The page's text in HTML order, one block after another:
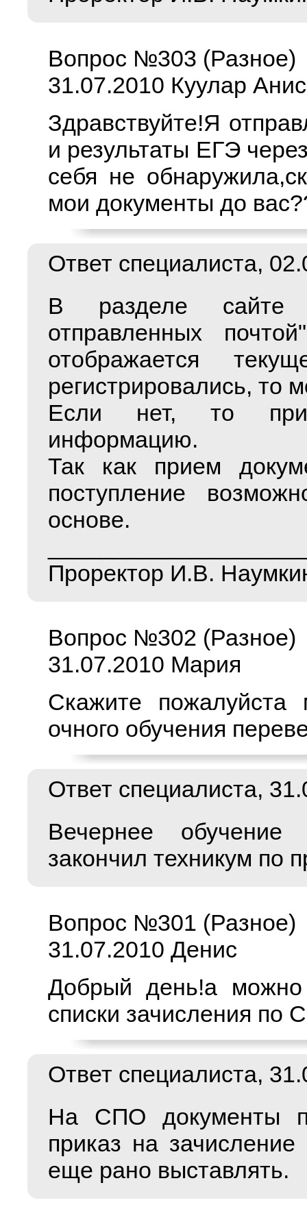
Вопрос №303 (Разное)
31.07.2010 Куулар
Здравствуйте!Я
и результаты ЕГЭ
себя не
мои документы до
Ответ специалиста,
В разделе сайте
отправленных
отображается
регистрировались, то
Если нет, то
информацию.
Так как прием
поступление
основе.
Проректор И.В.
Вопрос №302 (Разное)
31.07.2010 Мария
Скажите
очного обучения
Ответ специалиста,
Вечернее
закончил техникум по
Вопрос №301 (Разное)
31.07.2010 Денис
Добрый день!а
списки зачисления по
Ответ специалиста,
На СПО документы
приказ на
еще рано выставлять.